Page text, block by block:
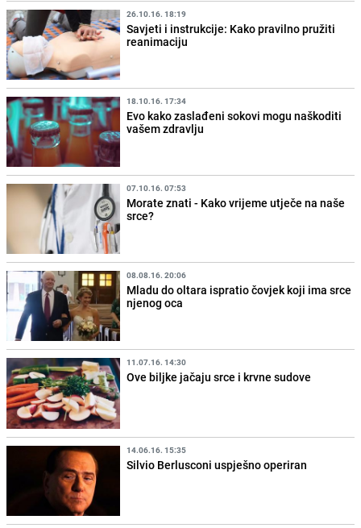
26.10.16. 18:19
Savjeti i instrukcije: Kako pravilno pružiti
reanimaciju
18.10.16. 17:34
Evo kako zaslađeni sokovi mogu naškoditi
vašem zdravlju
07.10.16. 07:53
Morate znati - Kako vrijeme utječe na naše
srce?
08.08.16. 20:06
Mladu do oltara ispratio čovjek koji ima srce
njenog oca
11.07.16. 14:30
Ove biljke jačaju srce i krvne sudove
14.06.16. 15:35
Silvio Berlusconi uspješno operiran